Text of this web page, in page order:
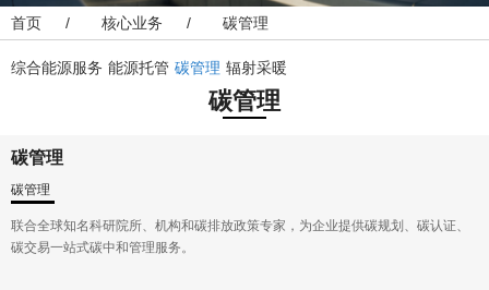
首页 / 核心业务 / 碳管理
综合能源服务 能源托管 碳管理 辐射采暖
碳管理
碳管理
碳管理
联合全球知名科研院所、机构和碳排放政策专家，为企业提供碳规划、碳认证、
碳交易一站式碳中和管理服务。